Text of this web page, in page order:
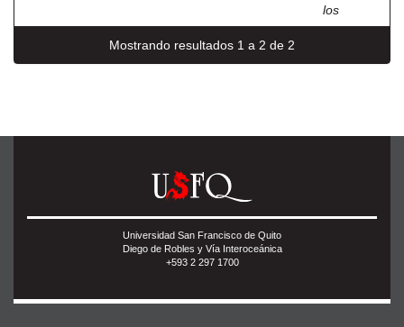
los
Mostrando resultados 1 a 2 de 2
Universidad San Francisco de Quito
Diego de Robles y Vía Interoceánica
+593 2 297 1700